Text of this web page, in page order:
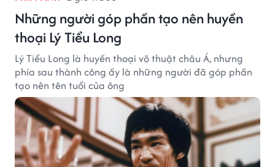
Những người góp phần tạo nên huyền
thoại Lý Tiểu Long
Lý Tiểu Long là huyền thoại võ thuật châu Á, nhưng
phía sau thành công ấy là những người đã góp phần
tạo nên tên tuổi của ông